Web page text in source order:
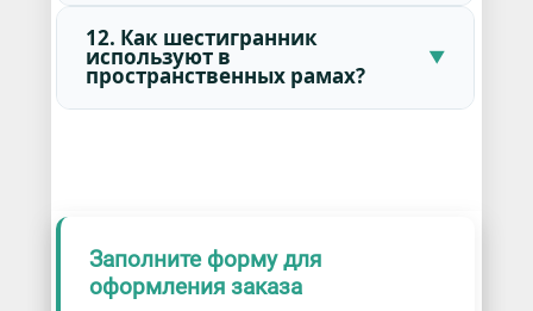
12. Как шестигранник
используют в
пространственных рамах?
Заполните форму для
оформления заказа